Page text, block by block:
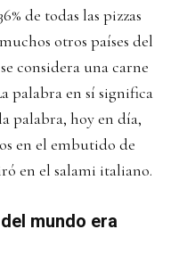
de todas las pizzas
otros países del
considera una carne
palabra en sí significa
palabra, hoy en día,
en el embutido de
en el salami italiano.
mundo era